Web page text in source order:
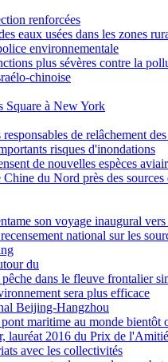
renforcées
eaux usées dans les zones
environnementale
plus sévères contre la
chinoise
Square à New York
de relâchement
risques d'inondations
de nouvelles espèces
du Nord près des sources
son voyage inaugural
national sur les
du
dans le fleuve frontalier
sera plus efficace
Beijing-Hangzhou
maritime au monde bientôt
lauréat 2016 du Prix de l'Amitié
avec les collectivités